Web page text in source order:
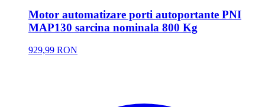
Motor automatizare porti autoportante PNI
MAP130 sarcina nominala 800 Kg
929,99 RON